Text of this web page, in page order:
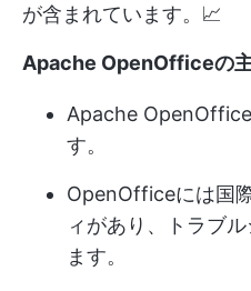
が含まれています。📈
Apache OpenOfficeの
Apache
す。
OpenOfficeには国
ィがあり、トラブ
ます。